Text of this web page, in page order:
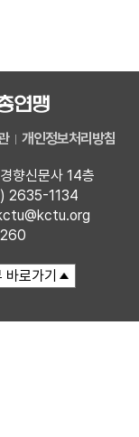
개인정보처리방침
향신문사 14층
2635-1134